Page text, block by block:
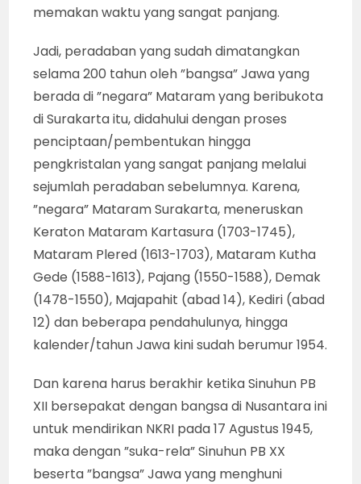
memakan waktu yang sangat panjang.
Jadi, peradaban yang sudah dimatangkan
selama 200 tahun oleh ”bangsa” Jawa yang
berada di ”negara” Mataram yang beribukota
di Surakarta itu, didahului dengan proses
penciptaan/pembentukan hingga
pengkristalan yang sangat panjang melalui
sejumlah peradaban sebelumnya. Karena,
”negara” Mataram Surakarta, meneruskan
Keraton Mataram Kartasura (1703-1745),
Mataram Plered (1613-1703), Mataram Kutha
Gede (1588-1613), Pajang (1550-1588), Demak
(1478-1550), Majapahit (abad 14), Kediri (abad
12) dan beberapa pendahulunya, hingga
kalender/tahun Jawa kini sudah berumur 1954.
Dan karena harus berakhir ketika Sinuhun PB
XII bersepakat dengan bangsa di Nusantara ini
untuk mendirikan NKRI pada 17 Agustus 1945,
maka dengan ”suka-rela” Sinuhun PB XX
beserta ”bangsa” Jawa yang menghuni